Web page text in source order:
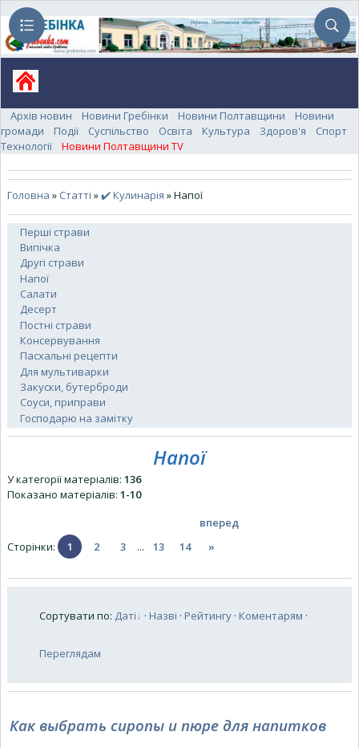
Архів новин Новини Гребінки Новини Полтавщини
Новини
громади
Події Суспільство Освіта Культура Здоров'я
Спорт
Технології
Новини Полтавщини TV
Головна » Статті »✔️ Кулинарія » Напої
Перші страви
Випічка
Другі страви
Напої
Салати
Десерт
Постні страви
Консервування
Пасхальні рецепти
Для мультиварки
Закуски, бутерброди
Соуси, приправи
Господарю на замітку
Напої
У категорії матеріалів: 136
Показано матеріалів: 1-10
Сторінки: 1 2 3 ... 13 14
вперед
»
Сортувати по: Даті · Назві · Рейтингу · Коментарям ·
Переглядам
Как выбрать сиропы и пюре для напитков